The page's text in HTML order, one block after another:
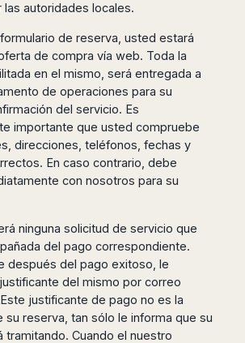
autoridades locales.
de reserva, usted estará
de compra vía web. Toda la
en el mismo, será entregada a
de operaciones para su
del servicio. Es
importante que usted compruebe
direcciones, teléfonos, fechas y
En caso contrario, debe
con nosotros para su
ninguna solicitud de servicio que
del pago correspondiente.
después del pago exitoso, le
del mismo por correo
justificante de pago no es la
su reserva, tan sólo le informa que su
tramitando. Cuando el nuestro